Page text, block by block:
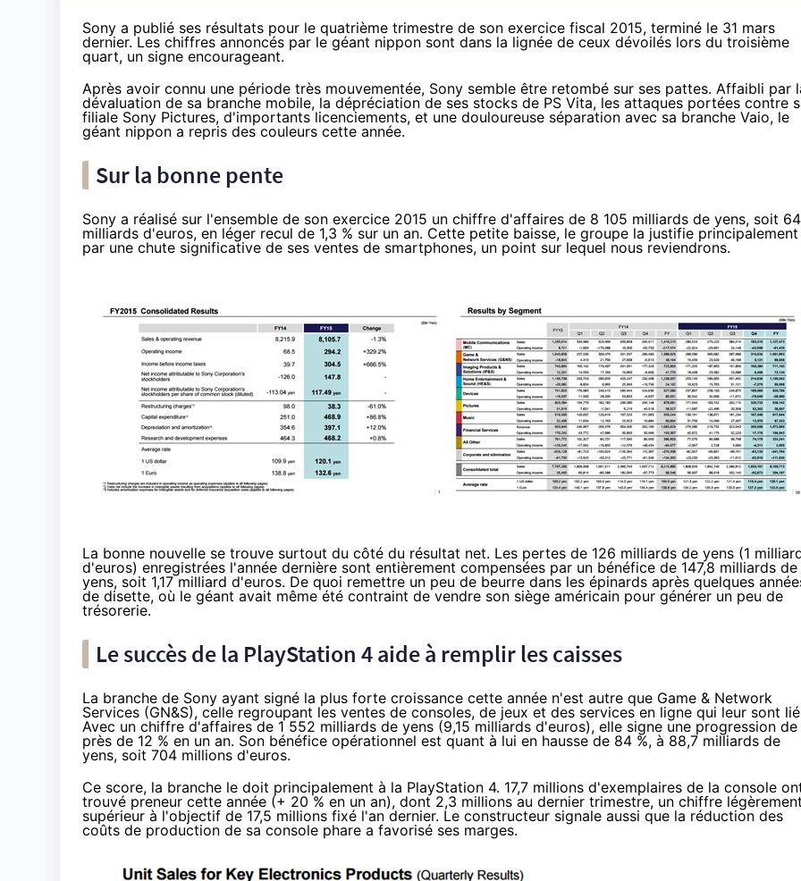
Sony a publié ses résultats pour le quatrième trimestre de son exercice fiscal 2015, terminé le 31 mars
dernier. Les chiffres annoncés par le géant nippon sont dans la lignée de ceux dévoilés lors du troisième
quart, un signe encourageant.
Après avoir connu une période très mouvementée, Sony semble être retombé sur ses pattes. Affaibli par
dévaluation de sa branche mobile, la dépréciation de ses stocks de PS Vita, les attaques portées contre
filiale Sony Pictures, d'importants licenciements, et une douloureuse séparation avec sa branche Vaio, le
géant nippon a repris des couleurs cette année.
Sur la bonne pente
Sony a réalisé sur l'ensemble de son exercice 2015 un chiffre d'affaires de 8 105 milliards de yens, soit
milliards d'euros, en léger recul de 1,3 % sur un an. Cette petite baisse, le groupe la justifie principalement
par une chute significative de ses ventes de smartphones, un point sur lequel nous reviendrons.
La bonne nouvelle se trouve surtout du côté du résultat net. Les pertes de 126 milliards de yens (1
d'euros) enregistrées l'année dernière sont entièrement compensées par un bénéfice de 147,8 milliards de
yens, soit 1,17 milliard d'euros. De quoi remettre un peu de beurre dans les épinards après quelques
de disette, où le géant avait même été contraint de vendre son siège américain pour générer un peu de
trésorerie.
Le succès de la PlayStation 4aide à remplir les caisses
La branche de Sony ayant signé la plus forte croissance cette année n'est autre que Game & Network
Services (GN&S), celle regroupant les ventes de consoles, de jeux et des services en ligne qui leur sont
Avec un chiffre d'affaires de 1 552 milliards de yens (9,15 milliards d'euros), elle signe une progression de
près de 12 % en un an. Son bénéfice opérationnel est quant à lui en hausse de 84 %, à 88,7 milliards de
yens, soit 704 millions d'euros.
Ce score, la branche le doit principalement à la PlayStation 4. 17,7 millions d'exemplaires de la console
trouvé preneur cette année (+ 20 % en un an), dont 2,3 millions au dernier trimestre, un chiffre
supérieur à l'objectif de 17,5 millions fixé l'an dernier. Le constructeur signale aussi que la réduction des
coûts de production de sa console phare a favorisé ses marges.